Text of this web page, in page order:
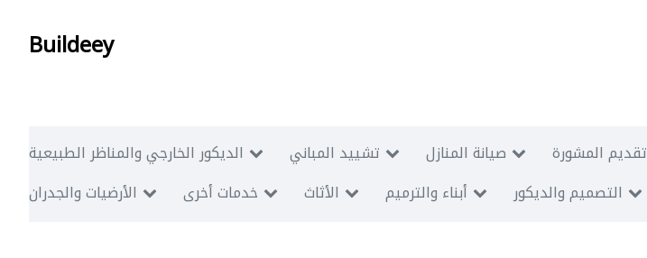
Buildeey
الديكور الخارجي والمناظر الطبيعية تشييد المباني صيانة المنازل تقديم المشورة
الأرضيات والجدران
خدمات أخرى الأثاث أبناء والترميم التصميم والديكور